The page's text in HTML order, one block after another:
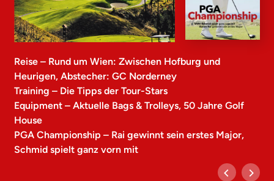
Reise – Rund um Wien: Zwischen Hofburg und
Heurigen, Abstecher: GC Norderney
Training – Die Tipps der Tour-Stars
Equipment – Aktuelle Bags & Trolleys, 50 Jahre Golf
House
PGA Championship – Rai gewinnt sein erstes Major,
Schmid spielt ganz vorn mit